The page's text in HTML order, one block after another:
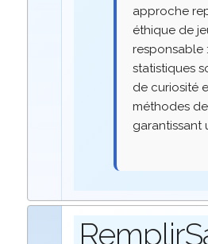
approche
éthique de
responsable
statistiques
de curiosité
méthodes
garantissant